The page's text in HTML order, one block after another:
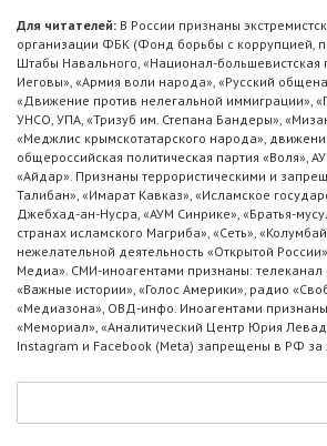
Для читателей: В России признаны
организации ФБК (Фонд борьбы с коррупцией,
Штабы Навального, «Национал-большевистская
Иеговы», «Армия воли народа», «Русский
«Движение против нелегальной иммиграции»,
УНСО, УПА, «Тризуб им. Степана Бандеры»,
«Меджлис крымскотатарского народа»,
общероссийская политическая партия «Воля»,
«Айдар». Признаны террористическими и
Талибан», «Имарат Кавказ», «Исламское
Джебхад-ан-Нусра, «АУМ Синрике», «Братья-
странах исламского Магриба», «Сеть»,
нежелательной деятельность «Открытой
Медиа». СМИ-иноагентами признаны: телеканал
«Важные истории», «Голос Америки», радио
«Медиазона», ОВД-инфо. Иноагентами
«Мемориал», «Аналитический Центр Юрия
Instagram и Facebook (Metа) запрещены в РФ за